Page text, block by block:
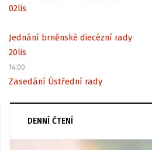
02lis
Jednání brněnské diecézní rady
20lis
14:00
Zasedání Ústřední rady
DENNÍ ČTENÍ